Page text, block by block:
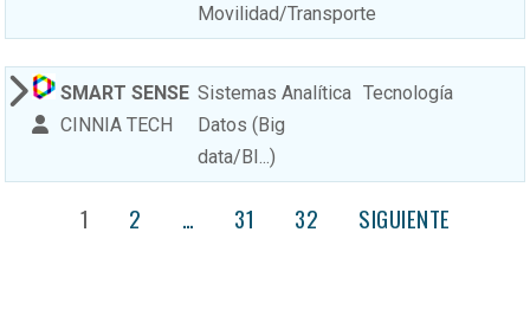
Movilidad/Transporte
SMART SENSE
CINNIA TECH
Sistemas Analítica
Datos (Big
data/BI...)
Tecnología
1 2 … 31 32 SIGUIENTE